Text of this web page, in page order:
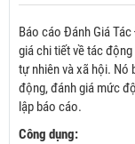
Báo cáo Đánh Giá
giá chi tiết về tác
tự nhiên và xã hội. Nó
động, đánh giá mức
lập báo cáo.
Công dụng: